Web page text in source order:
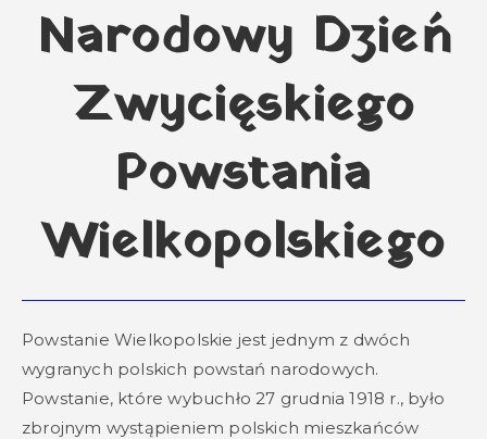
Narodowy Dzień
Zwycięskiego
Powstania
Wielkopolskiego
Powstanie Wielkopolskie jest jednym z dwóch
wygranych polskich powstań narodowych.
Powstanie, które wybuchło 27 grudnia 1918 r., było
zbrojnym wystąpieniem polskich mieszkańców